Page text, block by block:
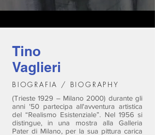
Tino
Vaglieri
BIOGRAFIA / BIOGRAPHY
(Trieste 1929 – Milano 2000) durante gli
anni '50 partecipa all'avventura artistica
del “Realismo Esistenziale”. Nel 1956 si
distingue, in una mostra alla Galleria
Pater di Milano, per la sua pittura carica